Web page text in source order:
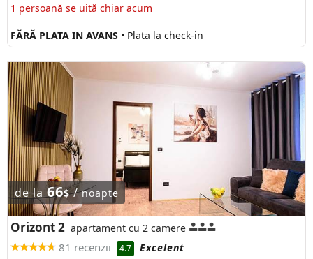
1 persoană se uită chiar acum
FĂRĂ PLATA IN AVANS • Plata la check-in
de la 66$/noapte
Orizont 2 apartament cu 2 camere
81 recenzii 4.7
Excelent